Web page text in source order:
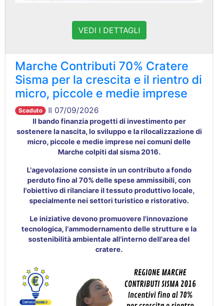
VEDI I DETTAGLI
Marche Contributi 70% Cratere
Sisma per la crescita e il rientro di
micro, piccole e medie imprese
Scaduto Il 07/09/2026
Il bando finanzia progetti di investimento per
sostenere la nascita, lo sviluppo e la rilocalizzazione di
micro, piccole e medie imprese nei comuni delle
Marche colpiti dal sisma 2016.
L'agevolazione consiste in un contributo a fondo
perduto fino al 70% delle spese ammissibili, con
l'obiettivo di rilanciare il tessuto produttivo locale,
specialmente nei settori turistico e ristorativo.
Le iniziative devono promuovere l'innovazione
tecnologica, l'ammodernamento delle strutture e la
sostenibilità ambientale all'interno dell'area del
cratere.